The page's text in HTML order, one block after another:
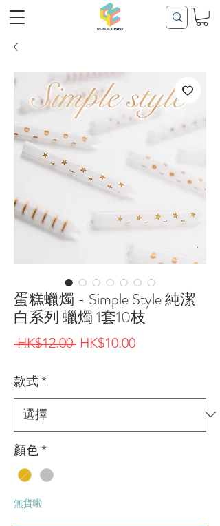
蛋糕蠟燭 - Simple Style 純潔
白系列 蠟燭 1套10枝
HK$12.00 一HK$10.00促
款式*
顏色*
無貨啦